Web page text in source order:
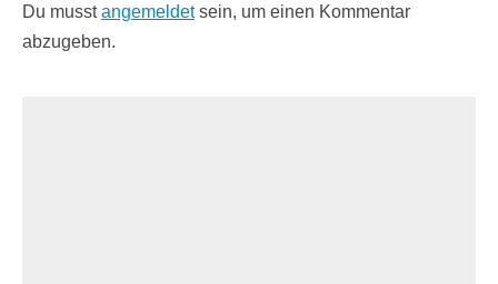
Du musstangemeldetsein, um einen Kommentar
abzugeben.